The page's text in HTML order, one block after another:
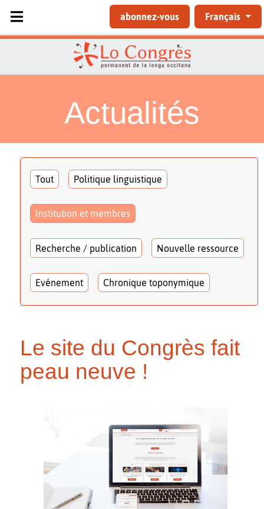
Sélectionnez votre langue
abonnez-vous Français
Actualités
Tout Politique linguistique
Institution et membres
Recherche / publication Nouvelle ressource
Evénement Chronique toponymique
Le site du Congrès fait
peau neuve !